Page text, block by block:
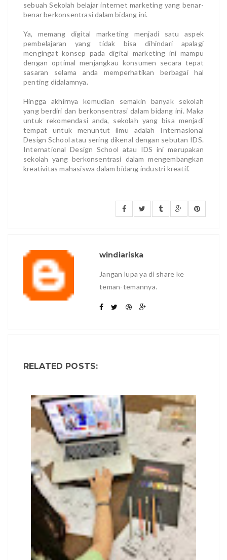
sebuah Sekolah belajar internet marketing yang benar-
benar berkonsentrasi dalam bidang ini.
Ya, memang digital marketing menjadi satu aspek
pembelajaran yang tidak bisa dihindari apalagi
mengingat konsep pada digital marketing ini mampu
dengan optimal menjangkau konsumen secara tepat
sasaran selama anda memperhatikan berbagai hal
penting didalamnya.
Hingga akhirnya kemudian semakin banyak sekolah
yang berdiri dan berkonsentrasi dalam bidang ini. Maka
untuk rekomendasi anda, sekolah yang bisa menjadi
tempat untuk menuntut ilmu adalah Internasional
Design School atau sering dikenal dengan sebutan IDS.
International Design School atau IDS ini merupakan
sekolah yang berkonsentrasi dalam mengembangkan
kreativitas mahasiswa dalam bidang industri kreatif.
windiariska
Jangan lupa ya di share ke
teman-temannya.
RELATED POSTS: